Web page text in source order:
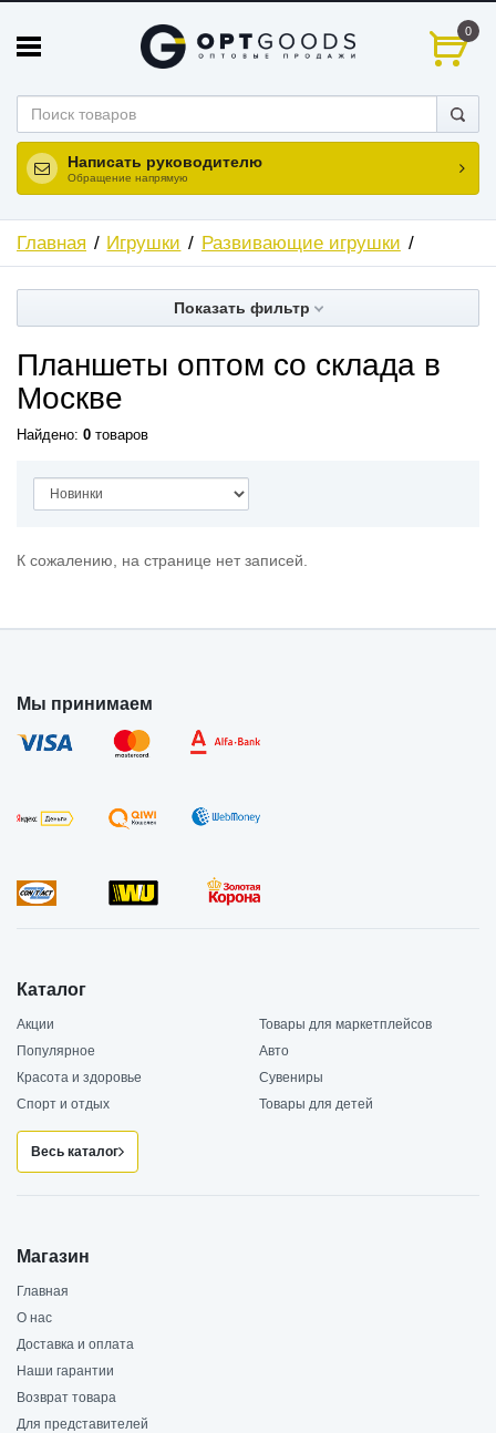
0
Написать руководителю
Обращение напрямую
Главная Игрушки Развивающие игрушки
Показать фильтр
Планшеты оптом со склада в
Москве
Найдено: 0 товаров
К сожалению, на странице нет записей.
Мы принимаем
Каталог
Акции
Товары для маркетплейсов
Популярное
Авто
Красота и здоровье
Сувениры
Спорт и отдых
Товары для детей
Весь каталог
Магазин
Главная
О нас
Доставка и оплата
Наши гарантии
Возврат товара
Для представителей